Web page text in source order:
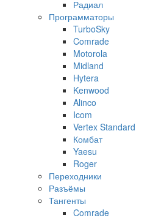
Радиал
Программаторы
TurboSky
Comrade
Motorola
Midland
Hytera
Kenwood
Alinco
Icom
Vertex Standard
Комбат
Yaesu
Roger
Переходники
Разъёмы
Тангенты
Comrade